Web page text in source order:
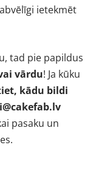
ietekmēt
tad pie papildus
vārdu! Ja kūku
kādu bildi
pasaku un